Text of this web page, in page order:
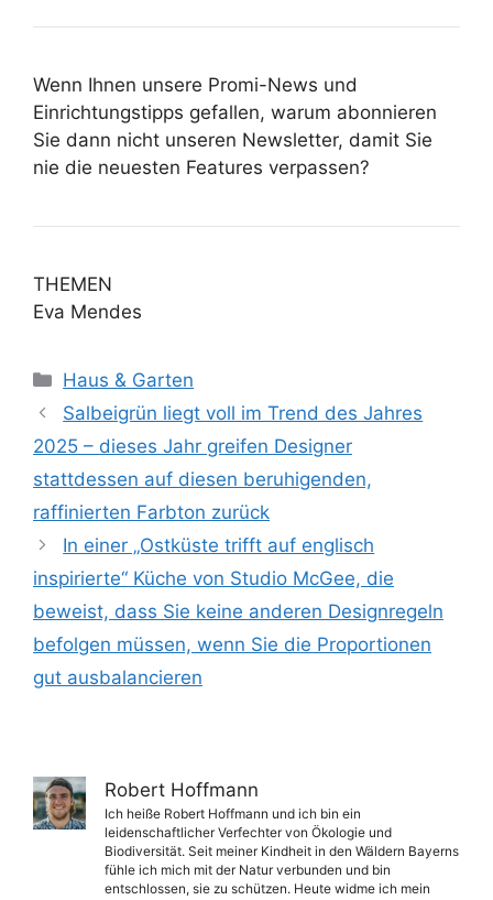
Wenn Ihnen unsere Promi-News und
Einrichtungstipps gefallen, warum abonnieren
Sie dann nicht unseren Newsletter, damit Sie
nie die neuesten Features verpassen?
THEMEN
Eva Mendes
Kategorien
Haus & Garten
Salbeigrün liegt voll im Trend des Jahres
2025 – dieses Jahr greifen Designer
stattdessen auf diesen beruhigenden,
raffinierten Farbton zurück
In einer „Ostküste trifft auf englisch
inspirierte“ Küche von Studio McGee, die
beweist, dass Sie keine anderen Designregeln
befolgen müssen, wenn Sie die Proportionen
gut ausbalancieren
Robert Hoffmann
Ich heiße Robert Hoffmann und ich bin ein
leidenschaftlicher Verfechter von Ökologie und
Biodiversität. Seit meiner Kindheit in den Wäldern Bayerns
fühle ich mich mit der Natur verbunden und bin
entschlossen, sie zu schützen. Heute widme ich mein